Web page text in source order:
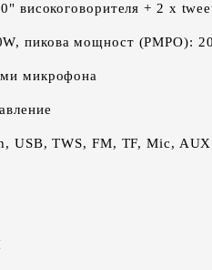
високоговорителя + 2 х
пикова мощност (PMPO):
микрофона
USB, TWS, FM, TF, Mic, AUX